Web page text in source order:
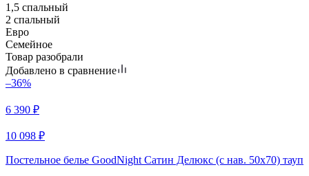
1,5 спальный
2 спальный
Евро
Семейное
Товар разобрали
Добавлено в сравнение
–36%
6 390 ₽
10 098 ₽
Постельное белье GoodNight Сатин Делюкс (с нав. 50х70) тауп